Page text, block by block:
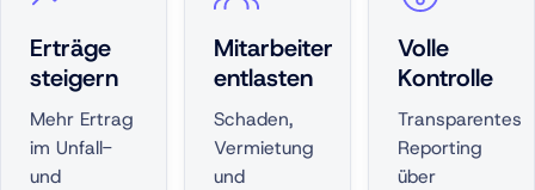
Erträge
steigern
Mehr Ertrag
im Unfall-
und
Mitarbeiter
entlasten
Schaden,
Vermietung
und
Volle
Kontrolle
Transparentes
Reporting
über